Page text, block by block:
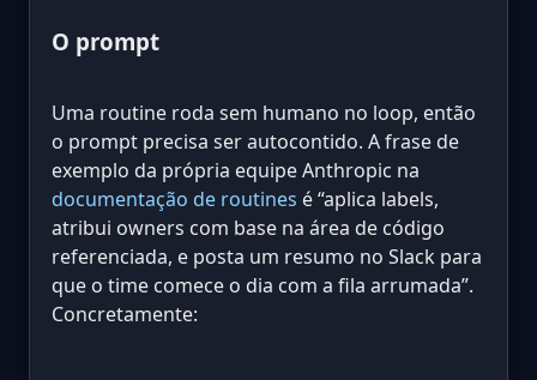
O prompt
Uma routine roda sem humano no loop, então
o prompt precisa ser autocontido. A frase de
exemplo da própria equipe Anthropic na
documentação de routines é “aplica labels,
atribui owners com base na área de código
referenciada, e posta um resumo no Slack para
que o time comece o dia com a fila arrumada”.
Concretamente: